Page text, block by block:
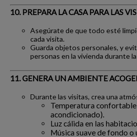
10. PREPARA LA CASA PARA LAS
Asegúrate de que todo esté
cada visita.
Guarda objetos personales, y
personas en la vivienda durante
11. GENERA UN AMBIENTE
Durante las visitas, crea una
Temperatura
acondicionado).
Luz cálida en las
Música suave de fondo